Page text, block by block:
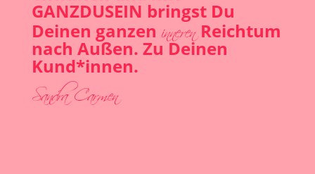
GANZDUSEIN bringst Du
Deinen ganzen innerenReichtum
nach Außen. Zu Deinen
Kund*innen.
Sandra Carmen